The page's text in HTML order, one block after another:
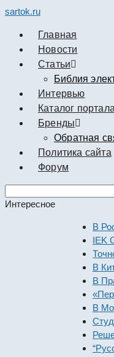
sartok.ru
Главная
Новости
Cтатьи
Библия
Интервью
Каталог портала
Бренды
Обратная
Политика сайта
Форум
this
Интересное